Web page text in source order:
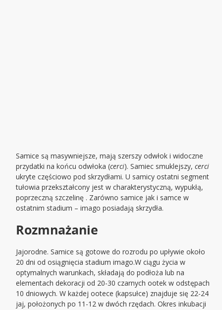
Samice są masywniejsze, mają szerszy odwłok i widoczne
przydatki na końcu odwłoka (cerci). Samiec smuklejszy,cerci
ukryte częściowo pod skrzydłami. U samicy ostatni segment
tułowia przekształcony jest w charakterystyczną, wypukłą,
poprzeczną szczelinę . Zarówno samice jak i samce w
ostatnim stadium – imago posiadają skrzydła.
Rozmnażanie
Jajorodne. Samice są gotowe do rozrodu po upływie około
20 dni od osiągnięcia stadium imago.W ciągu życia w
optymalnych warunkach, składają do podłoża lub na
elementach dekoracji od 20-30 czarnych ootek w odstępach
10 dniowych. W każdej ootece (kapsułce) znajduje się 22-24
jaj, położonych po 11-12 w dwóch rzędach. Okres inkubacji